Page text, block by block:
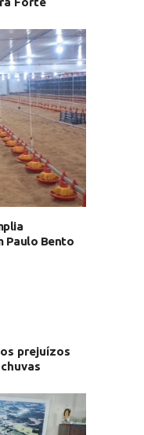
Paulo Bento
prejuízos